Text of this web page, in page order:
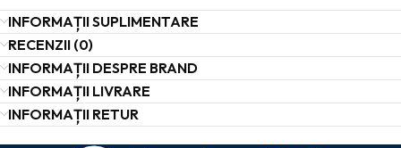
INFORMAȚII SUPLIMENTARE
RECENZII (0)
INFORMAȚII DESPRE BRAND
INFORMAȚII LIVRARE
INFORMAȚII RETUR